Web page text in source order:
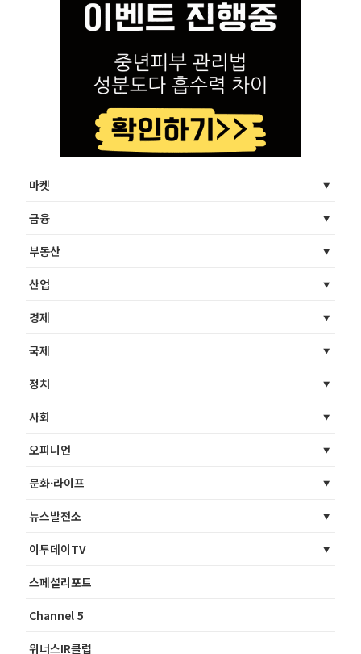
마켓
금융
부동산
산업
경제
국제
정치
사회
오피니언
문화·라이프
뉴스발전소
이투데이TV
스페셜리포트
Channel 5
위너스IR클럽